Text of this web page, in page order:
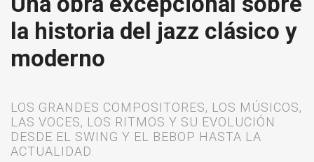
la historia del jazz clásico y
moderno
LOS GRANDES COMPOSITORES, LOS MÚSICOS,
LAS VOCES, LOS RITMOS Y SU EVOLUCIÓN
DESDE EL SWING Y EL BEBOP HASTA LA
ACTUALIDAD.